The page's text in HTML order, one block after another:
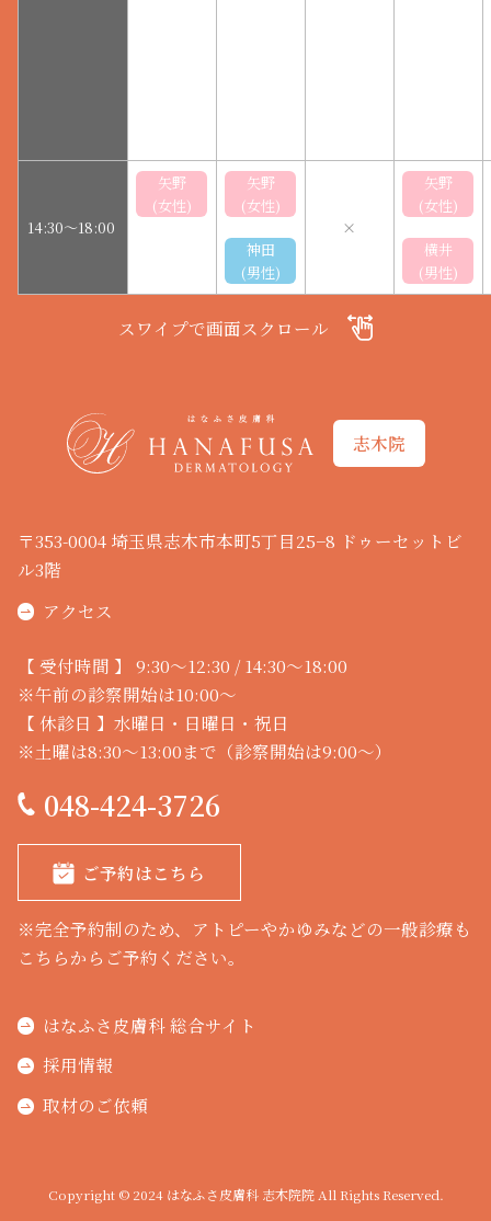
14:30～18:00
矢野
(女性)
矢野
(女性)
神田
(男性)
×
矢野
(女性)
横井
(男性)
スワイプで画面スクロール
志木院
〒353-0004 埼玉県志木市本町5丁目25−8 ドゥーセットビ
ル3階
アクセス
【 受付時間 】 9:30～12:30 / 14:30～18:00
※午前の診察開始は10:00～
【 休診日 】水曜日・日曜日・祝日
※土曜は8:30～13:00まで（診察開始は9:00～）
048-424-3726
ご予約はこちら
※完全予約制のため、アトピーやかゆみなどの一般診療も
こちらからご予約ください。
はなふさ皮膚科 総合サイト
採用情報
取材のご依頼
Copyright © 2024 はなふさ皮膚科 志木院院 All Rights Reserved.